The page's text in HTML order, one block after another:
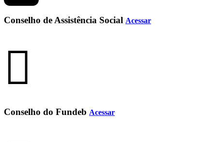
Conselho de Assistência Social Acessar
Conselho do Fundeb Acessar